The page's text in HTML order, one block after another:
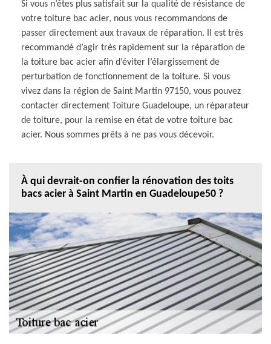
Si vous n’êtes plus satisfait sur la qualité de résistance de
votre toiture bac acier, nous vous recommandons de
passer directement aux travaux de réparation. Il est très
recommandé d’agir très rapidement sur la réparation de
la toiture bac acier afin d’éviter l’élargissement de
perturbation de fonctionnement de la toiture. Si vous
vivez dans la région de Saint Martin 97150, vous pouvez
contacter directement Toiture Guadeloupe, un réparateur
de toiture, pour la remise en état de votre toiture bac
acier. Nous sommes prêts à ne pas vous décevoir.
À qui devrait-on confier la rénovation des toits
bacs acier à Saint Martin en Guadeloupe50 ?